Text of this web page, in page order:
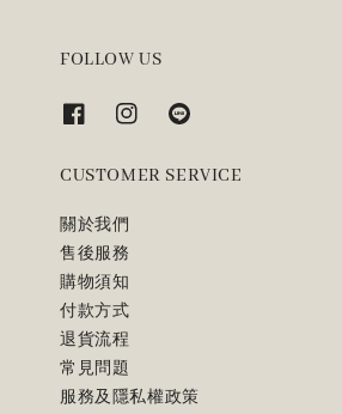
FOLLOW US
CUSTOMER SERVICE
關於我們
售後服務
購物須知
付款方式
退貨流程
常見問題
服務及隱私權政策